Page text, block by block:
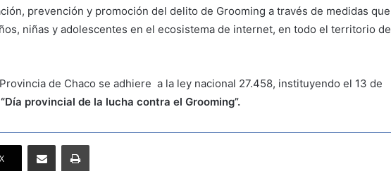
prevención y promoción del delito de Grooming a través de medidas que
niñas y adolescentes en el ecosistema de internet, en todo el territorio de
de Chaco se adhiere a la ley nacional 27.458, instituyendo el 13 de
“Día provincial de la lucha contra el Grooming”.
X